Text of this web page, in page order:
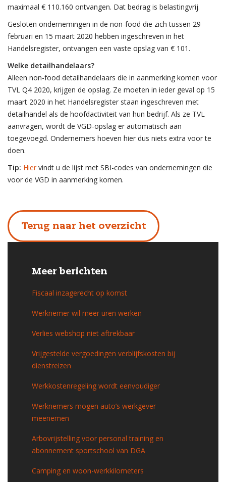
maximaal € 110.160 ontvangen. Dat bedrag is belastingvrij.
Gesloten ondernemingen in de non-food die zich tussen 29
februari en 15 maart 2020 hebben ingeschreven in het
Handelsregister, ontvangen een vaste opslag van € 101.
Welke detailhandelaars?
Alleen non-food detailhandelaars die in aanmerking komen voor
TVL Q4 2020, krijgen de opslag. Ze moeten in ieder geval op 15
maart 2020 in het Handelsregister staan ingeschreven met
detailhandel als de hoofdactiviteit van hun bedrijf. Als ze TVL
aanvragen, wordt de VGD-opslag er automatisch aan
toegevoegd. Ondernemers hoeven hier dus niets extra voor te
doen.
Tip: Hier vindt u de lijst met SBI-codes van ondernemingen die
voor de VGD in aanmerking komen.
Terug naar het overzicht
Meer berichten
Fiscaal inzagerecht op komst
Werknemer wil meer uren werken
Verlies webshop niet aftrekbaar
Vrijgestelde vergoedingen verblijfskosten bij
dienstreizen
Werkkostenregeling wordt eenvoudiger
Werknemers mogen auto’s werkgever
meenemen
Arbovrijstelling voor personal training en
abonnement sportschool van DGA
Camping en woon-werkkilometers